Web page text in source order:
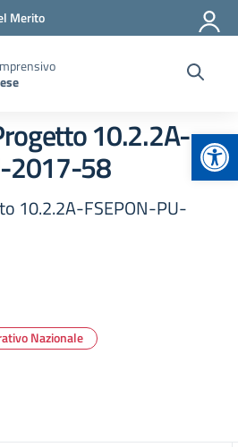
Merito
10.2.2A-
2017-58
10.2.2A-FSEPON-PU-
Nazionale